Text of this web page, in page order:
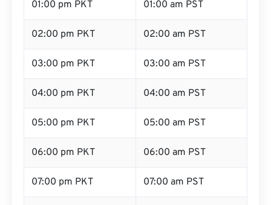
01:00 pm PKT 01:00 am PST
02:00 pm PKT 02:00 am PST
03:00 pm PKT 03:00 am PST
04:00 pm PKT 04:00 am PST
05:00 pm PKT 05:00 am PST
06:00 pm PKT 06:00 am PST
07:00 pm PKT 07:00 am PST